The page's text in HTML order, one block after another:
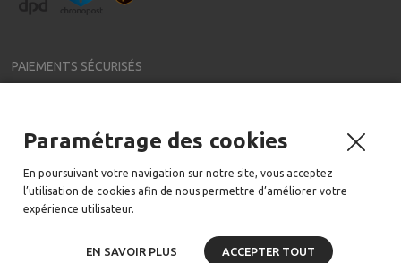
PAIEMENTS SÉCURISÉS
NEWSLETTER
Meovia a régulièrement de nouveaux accessoires pour votre voiture
Email:
Paramétrage des cookies
En poursuivant votre navigation sur notre site, vous acceptez
l’utilisation de cookies afin de nous permettre d’améliorer votre
expérience utilisateur.
EN SAVOIR PLUS ACCEPTER TOUT